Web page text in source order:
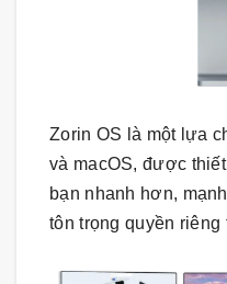
Zorin OS là một lựa
và macOS, được
bạn nhanh hơn,
tôn trọng quyền riêng